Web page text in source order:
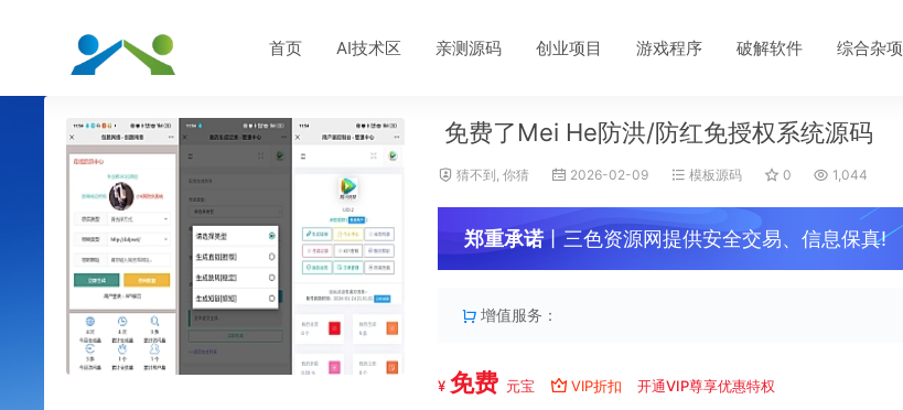
首页 AI技术区 亲测源码 创业项目 游戏程序 破解软件 综合杂项
免费了Mei He防洪/防红免授权系统源码
猜不到, 你猜 2026-02-09 模板源码 0 1,044
郑重承诺丨三色资源网提供安全交易、信息保真!
增值服务：
¥ 免费 元宝 VIP折扣 开通VIP尊享优惠特权